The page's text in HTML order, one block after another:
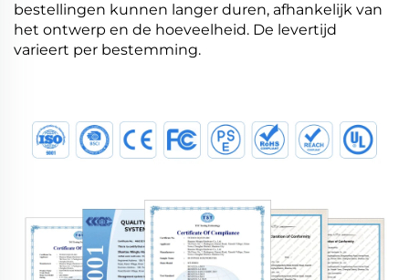
bestellingen kunnen langer duren, afhankelijk van
het ontwerp en de hoeveelheid. De levertijd
varieert per bestemming.